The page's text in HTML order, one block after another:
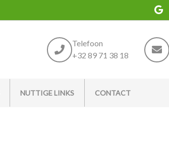
Telefoon
+32 89 71 38 18
NUTTIGE LINKS CONTACT